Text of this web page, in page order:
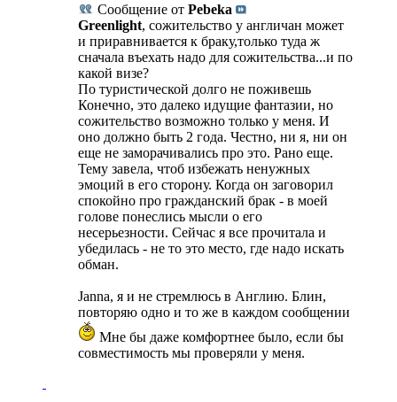
Сообщение от Pebeka
Greenlight, сожительство у англичан может
и приравнивается к браку,только туда ж
сначала въехать надо для сожительства...и по
какой визе?
По туристической долго не поживешь
Конечно, это далеко идущие фантазии, но
сожительство возможно только у меня. И
оно должно быть 2 года. Честно, ни я, ни он
еще не заморачивались про это. Рано еще.
Тему завела, чтоб избежать ненужных
эмоций в его сторону. Когда он заговорил
спокойно про гражданский брак - в моей
голове понеслись мысли о его
несерьезности. Сейчас я все прочитала и
убедилась - не то это место, где надо искать
обман.
Janna, я и не стремлюсь в Англию. Блин,
повторяю одно и то же в каждом сообщении
Мне бы даже комфортнее было, если бы
совместимость мы проверяли у меня.